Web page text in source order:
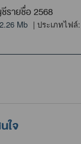
รายชื่อ 2568
2.26 Mb | ประเภทไฟล์:
ใจ